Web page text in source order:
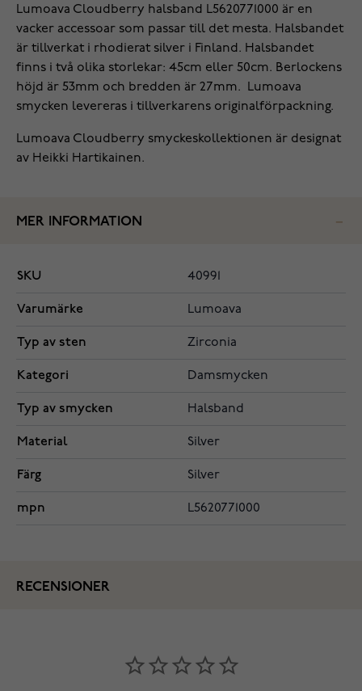
Lumoava Cloudberry halsband L5620771000 är en
vacker accessoar som passar till det mesta. Halsbandet
är tillverkat i rhodierat silver i Finland. Halsbandet
finns i två olika storlekar: 45cm eller 50cm. Berlockens
höjd är 53mm och bredden är 27mm. Lumoava
smycken levereras i tillverkarens originalförpackning.
Lumoava Cloudberry smyckeskollektionen är designat
av Heikki Hartikainen.
MER INFORMATION
SKU 40991
Varumärke Lumoava
Typ av sten Zirconia
Kategori Damsmycken
Typ av smycken Halsband
Material Silver
Färg Silver
mpn L5620771000
RECENSIONER